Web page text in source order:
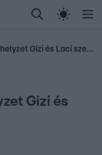
Randi Celeb vagyok,
Wanted Gallusz
Most kiderül, mi is a helyzet Gizi és Laci szexuális életével!
Gizi és